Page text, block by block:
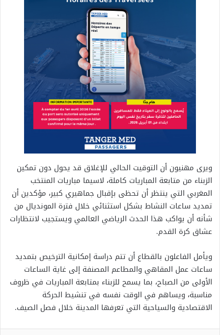
ويرى مهنيون أن التوقيت الحالي للإغلاق قد يحول دون تمكين
الزبناء من متابعة المباريات كاملة، لاسيما مباريات المنتخب
المغربي التي ينتظر أن تحظى بإقبال جماهيري كبير، مؤكدين أن
تمديد ساعات النشاط بشكل استثنائي خلال فترة المونديال من
شأنه أن يواكب هذا الحدث الرياضي العالمي ويستجيب لانتظارات
عشاق كرة القدم.
ويأمل الفاعلون بالقطاع أن تتم دراسة إمكانية الترخيص بتمديد
ساعات عمل المقاهي والمطاعم المصنفة إلى غاية الساعات
الأولى من الصباح، بما يسمح للزبناء بمتابعة المباريات في ظروف
مناسبة، ويساهم في الوقت نفسه في تنشيط الحركة
الاقتصادية والسياحية التي تعرفها المدينة خلال فصل الصيف.